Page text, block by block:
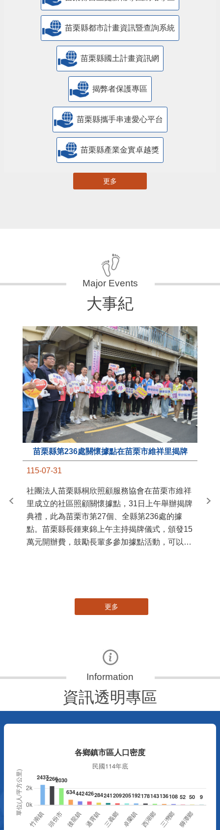
苗栗縣都市計畫資訊暨查詢系統
苗栗縣國土計畫資訊網
揭弊者保護專區
苗栗縣攜手串連愛心平台
苗栗縣產業金實卓越獎
更多
大事紀
苗栗縣第236處關懷據點在苗栗市維祥里揭牌
115-07-31
社團法人苗栗縣桐欣照顧服務協會在苗栗市維祥
里成立的社區照顧關懷據點，31日上午舉辦揭牌
典禮，此為苗栗市第27個、全縣第236處的據
點。苗栗縣長鍾東錦上午主持揭牌儀式，頒發15
萬元開辦費，鼓勵長輩多參加據點活動，可以更
苗
更多
資訊透明專區